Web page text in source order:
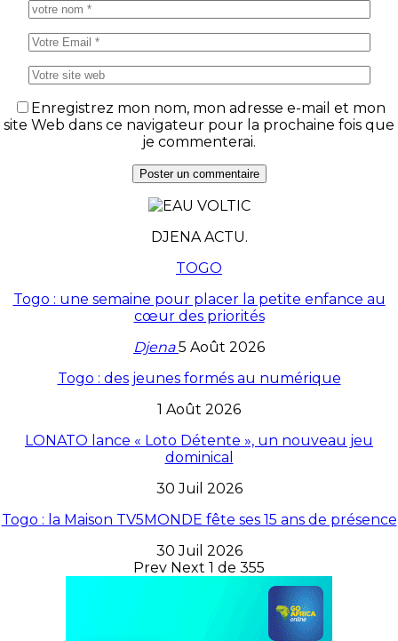
Enregistrez mon nom, mon adresse e-mail et mon
site Web dans ce navigateur pour la prochaine fois que
je commenterai.
DJENA ACTU.
TOGO
Togo : une semaine pour placer la petite enfance au
cœur des priorités
Djena5 Août 2026
Togo : des jeunes formés au numérique
1 Août 2026
LONATO lance « Loto Détente », un nouveau jeu
dominical
30 Juil 2026
Togo : la Maison TV5MONDE fête ses 15 ans de présence
30 Juil 2026
Prev Next 1 de 355